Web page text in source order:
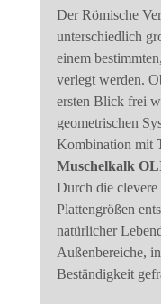
Der Römische
unterschiedlich
einem
verlegt werden.
ersten Blick frei
geometrischen
Kombination mit
Muschelkalk
Durch die
Plattengrößen
natürlicher
Außenbereiche,
Beständigkeit